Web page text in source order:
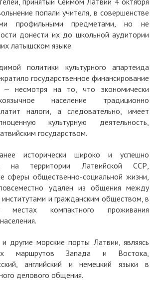
попали учителя, в совершенстве
профильными предметами, но не
донести их до школьной аудитории
латышском языке.
политики культурного апартеида
государственное финансирование
— несмотря на то, что экономически
население традиционно
налоги, а следовательно, имеет
культурную деятельность,
государством.
исторически широко и успешно
на территории Латвийской ССР,
сферы общественно-социальной жизни,
удален из общения между
институтами и гражданским обществом, в
компактного проживания
другие морские порты Латвии, являясь
маршрутов Запада и Востока,
английский и немецкий языки в
делового общения.